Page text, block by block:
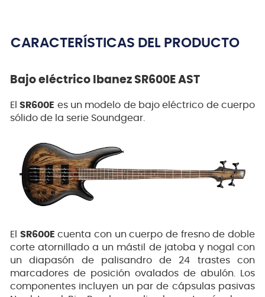
CARACTERÍSTICAS DEL PRODUCTO
Bajo eléctrico Ibanez SR600E AST
ElSR600E es un modelo de bajo eléctrico de cuerpo
sólido de la serie Soundgear.
El SR600E cuenta con un cuerpo de fresno de doble
corte atornillado a un mástil de jatoba y nogal con
un diapasón de palisandro de 24 trastes con
marcadores de posición ovalados de abulón. Los
componentes incluyen un par de cápsulas pasivas